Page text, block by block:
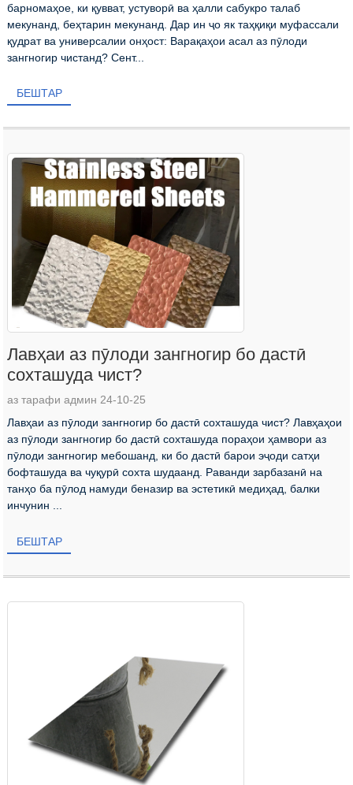
барномаҳое, ки қувват, устуворӣ ва ҳалли сабукро талаб
мекунанд, беҳтарин мекунанд. Дар ин ҷо як таҳқиқи муфассали
қудрат ва универсалии онҳост: Варақаҳои асал аз пӯлоди
зангногир чистанд? Сент...
БЕШТАР
Лавҳаи аз пӯлоди зангногир бо дастӣ
сохташуда чист?
аз тарафи админ 24-10-25
Лавҳаи аз пӯлоди зангногир бо дастӣ сохташуда чист? Лавҳаҳои
аз пӯлоди зангногир бо дастӣ сохташуда пораҳои ҳамвори аз
пӯлоди зангногир мебошанд, ки бо дастӣ барои эҷоди сатҳи
бофташуда ва чуқурӣ сохта шудаанд. Раванди зарбазанӣ на
танҳо ба пӯлод намуди беназир ва эстетикӣ медиҳад, балки
инчунин ...
БЕШТАР